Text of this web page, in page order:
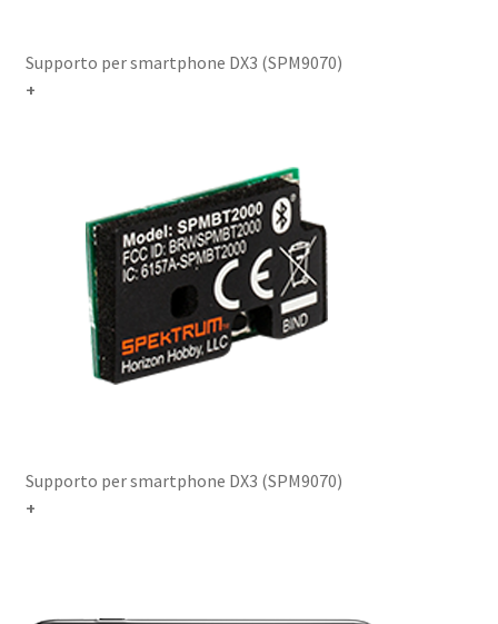
Supporto per smartphone DX3 (SPM9070)
+
Supporto per smartphone DX3 (SPM9070)
+